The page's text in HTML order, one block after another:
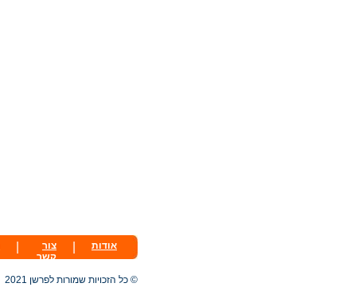
אודות
צור
קשר
© כל הזכויות שמורות לפרשן 2021